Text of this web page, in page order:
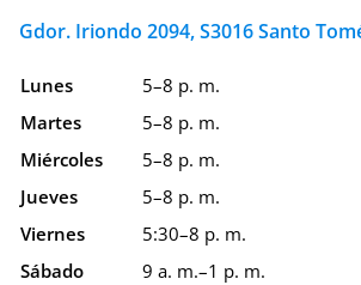
Gdor. Iriondo 2094, S3016 Santo
Lunes
5–8 p. m.
Martes
5–8 p. m.
Miércoles
5–8 p. m.
Jueves
5–8 p. m.
Viernes
5:30–8 p. m.
Sábado
9 a. m.–1 p. m.